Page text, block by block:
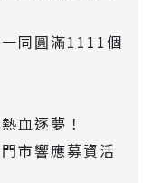
同圓滿1111個
血逐夢！
市響應募資活